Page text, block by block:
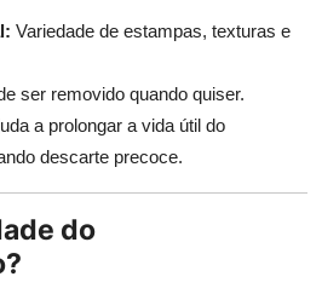
Variedade de estampas, texturas e
ser removido quando quiser.
a prolongar a vida útil do
descarte precoce.
do